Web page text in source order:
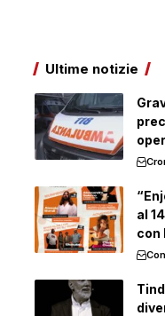
Ultime notizie
al
con